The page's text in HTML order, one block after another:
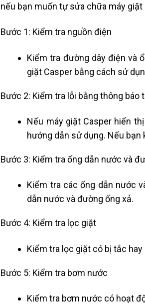
nếu bạn muốn tự sửa chữa máy
Bước 1: Kiểm tra nguồn điện
Kiểm tra đường dây điện và
giặt Casper bằng cách sử
Bước 2: Kiểm tra lỗi bằng thông báo
Nếu máy giặt Casper hiển
hướng dẫn sử dụng. Nếu
Bước 3: Kiểm tra ống dẫn nước và
Kiểm tra các ống dẫn nước
dẫn nước và đường ống xả.
Bước 4: Kiểm tra lọc giặt
Kiểm tra lọc giặt có bị tắc
Bước 5: Kiểm tra bơm nước
Kiểm tra bơm nước có hoạt